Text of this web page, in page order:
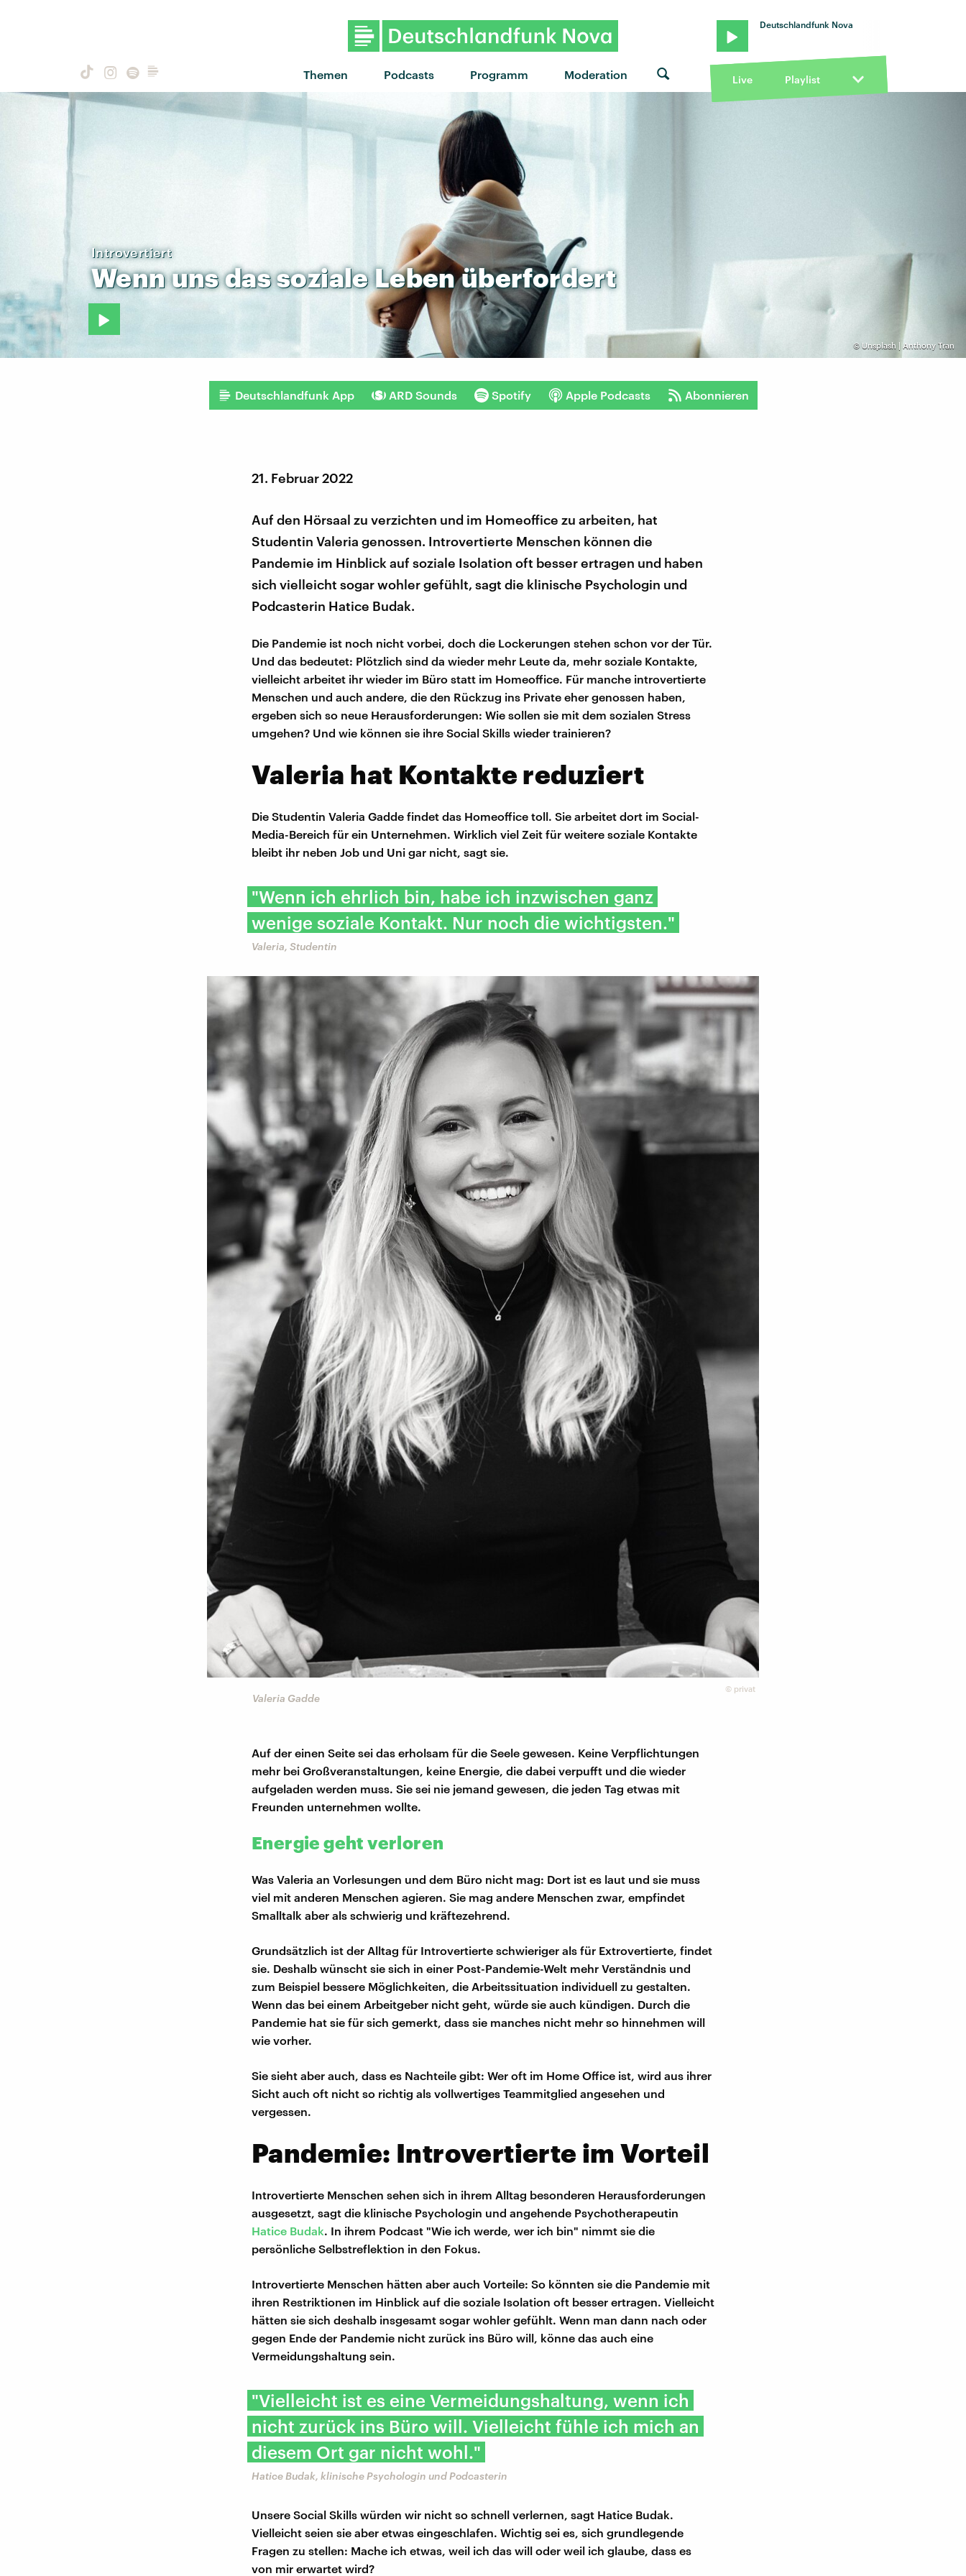
Themen Podcasts Programm Moderation
Deutschlandfunk Nova
Live Playlist
© Unsplash | Anthony Tran
Introvertiert
WennunsdassozialeLebenüberfordert
Deutschlandfunk App ARD Sounds Spotify Apple Podcasts Abonnieren
21. Februar 2022
Auf den Hörsaal zu verzichten und im Homeoffice zu arbeiten, hat
Studentin Valeria genossen. Introvertierte Menschen können die
Pandemie im Hinblick auf soziale Isolation oft besser ertragen und haben
sich vielleicht sogar wohler gefühlt, sagt die klinische Psychologin und
Podcasterin Hatice Budak.
Die Pandemie ist noch nicht vorbei, doch die Lockerungen stehen schon vor der Tür.
Und das bedeutet: Plötzlich sind da wieder mehr Leute da, mehr soziale Kontakte,
vielleicht arbeitet ihr wieder im Büro statt im Homeoffice. Für manche introvertierte
Menschen und auch andere, die den Rückzug ins Private eher genossen haben,
ergeben sich so neue Herausforderungen: Wie sollen sie mit dem sozialen Stress
umgehen? Und wie können sie ihre Social Skills wieder trainieren?
Valeria hat Kontakte reduziert
Die Studentin Valeria Gadde findet das Homeoffice toll. Sie arbeitet dort im Social-
Media-Bereich für ein Unternehmen. Wirklich viel Zeit für weitere soziale Kontakte
bleibt ihr neben Job und Uni gar nicht, sagt sie.
"Wenn ich ehrlich bin, habe ich inzwischen ganz
wenige soziale Kontakt. Nur noch die wichtigsten."
Valeria, Studentin
© privat
Valeria Gadde
Auf der einen Seite sei das erholsam für die Seele gewesen. Keine Verpflichtungen
mehr bei Großveranstaltungen, keine Energie, die dabei verpufft und die wieder
aufgeladen werden muss. Sie sei nie jemand gewesen, die jeden Tag etwas mit
Freunden unternehmen wollte.
Energie geht verloren
Was Valeria an Vorlesungen und dem Büro nicht mag: Dort ist es laut und sie muss
viel mit anderen Menschen agieren. Sie mag andere Menschen zwar, empfindet
Smalltalk aber als schwierig und kräftezehrend.
Grundsätzlich ist der Alltag für Introvertierte schwieriger als für Extrovertierte, findet
sie. Deshalb wünscht sie sich in einer Post-Pandemie-Welt mehr Verständnis und
zum Beispiel bessere Möglichkeiten, die Arbeitssituation individuell zu gestalten.
Wenn das bei einem Arbeitgeber nicht geht, würde sie auch kündigen. Durch die
Pandemie hat sie für sich gemerkt, dass sie manches nicht mehr so hinnehmen will
wie vorher.
Sie sieht aber auch, dass es Nachteile gibt: Wer oft im Home Office ist, wird aus ihrer
Sicht auch oft nicht so richtig als vollwertiges Teammitglied angesehen und
vergessen.
Pandemie: Introvertierte im Vorteil
Introvertierte Menschen sehen sich in ihrem Alltag besonderen Herausforderungen
ausgesetzt, sagt die klinische Psychologin und angehende Psychotherapeutin
Hatice Budak. In ihrem Podcast "Wie ich werde, wer ich bin" nimmt sie die
persönliche Selbstreflektion in den Fokus.
Introvertierte Menschen hätten aber auch Vorteile: So könnten sie die Pandemie mit
ihren Restriktionen im Hinblick auf die soziale Isolation oft besser ertragen. Vielleicht
hätten sie sich deshalb insgesamt sogar wohler gefühlt. Wenn man dann nach oder
gegen Ende der Pandemie nicht zurück ins Büro will, könne das auch eine
Vermeidungshaltung sein.
"Vielleicht ist es eine Vermeidungshaltung, wenn ich
nicht zurück ins Büro will. Vielleicht fühle ich mich an
diesem Ort gar nicht wohl."
Hatice Budak, klinische Psychologin und Podcasterin
Unsere Social Skills würden wir nicht so schnell verlernen, sagt Hatice Budak.
Vielleicht seien sie aber etwas eingeschlafen. Wichtig sei es, sich grundlegende
Fragen zu stellen: Mache ich etwas, weil ich das will oder weil ich glaube, dass es
von mir erwartet wird?